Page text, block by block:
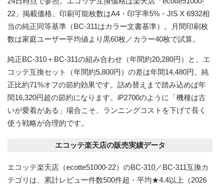
22」掲載価格。印刷可能枚数はA4・印字率5%・JIS X 6932相
当の純正同等基準（BC-311はカラー文書基準）。月間印刷枚
数は家庭ユーザー平均値より黒60枚／カラー40枚で試算。
純正BC-310＋BC-311の組み合わせ（年間約20,280円）と、エ
コッテ互換セット（年間約5,800円）の差は年間14,480円。純
正比約71%オフの節約効果です。詰め替えまで踏み込めば年
間16,320円超の節約になります。iP2700のように「機種は古
いが愛着がある」場合こそ、ランニングコストを下げて長く
使う戦略が合理的です。
エコッテ楽天店の販売実績データ
エコッテ楽天店（ecotte51000-22）のBC-310／BC-311互換カ
テゴリは、
累計レビュー件数500件超・平均★4.4以上（2026